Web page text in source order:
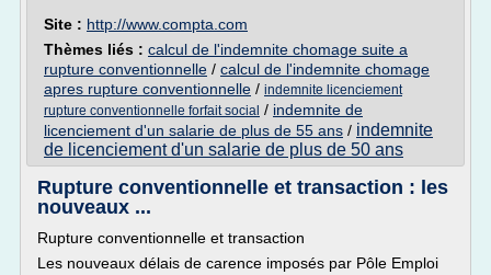
Site : http://www.compta.com
Thèmes liés : calcul de l'indemnite chomage suite a
rupture conventionnelle / calcul de l'indemnite chomage
apres rupture conventionnelle / indemnite licenciement
rupture conventionnelle forfait social / indemnite de
licenciement d'un salarie de plus de 55 ans / indemnite
de licenciement d'un salarie de plus de 50 ans
Rupture conventionnelle et transaction : les
nouveaux ...
Rupture conventionnelle et transaction
Les nouveaux délais de carence imposés par Pôle Emploi